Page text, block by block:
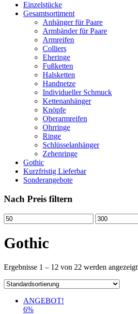
Einzelstücke
Gesamtsortiment
Anhänger für Paare
Armbänder für Paare
Armreifen
Colliers
Eheringe
Fußketten
Halsketten
Handnetze
Individueller Schmuck
Kettenanhänger
Knöpfe
Oberarmreifen
Ohrringe
Ringe
Schlüsselanhänger
Zehenringe
Gothic
Kurzfristig Lieferbar
Sonderangebote
Nach Preis filtern
Gothic
Ergebnisse 1 – 12 von 22 werden angezeigt
ANGEBOT!
6%